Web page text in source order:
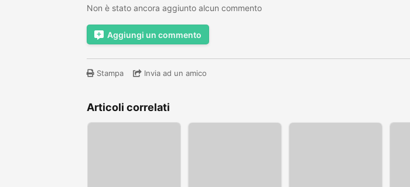
Non è stato ancora aggiunto alcun commento
Aggiungi un commento
Stampa Invia ad un amico
Articoli correlati